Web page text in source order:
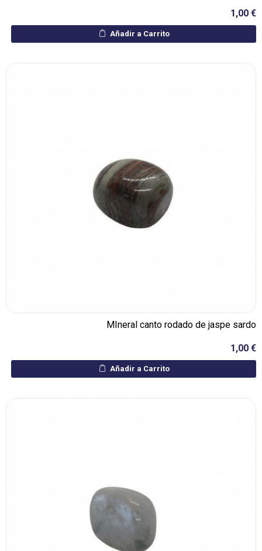
1,00 €
Añadir a Carrito
MIneral canto rodado de jaspe sardo
1,00 €
Añadir a Carrito